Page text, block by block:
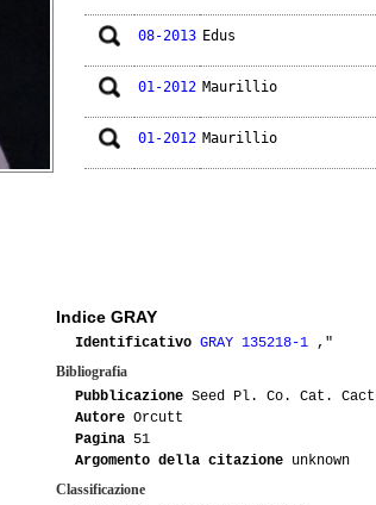
08-2013 Edus
01-2012 Maurillio
01-2012 Maurillio
Indice GRAY
Identificativo GRAY 135218-1 ,"
Bibliografia
Pubblicazione Seed Pl. Co. Cat.
Autore Orcutt
Pagina 51
Argomento della citazione unknown
Classificazione